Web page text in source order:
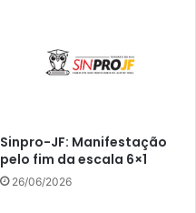
Sinpro-JF: Manifestação
pelo fim da escala 6×1
26/06/2026